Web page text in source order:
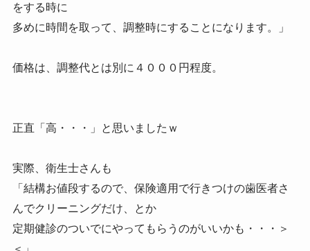
をする時に
多めに時間を取って、調整時にすることになります。」
価格は、調整代とは別に４０００円程度。
正直「高・・・」と思いましたｗ
実際、衛生士さんも
「結構お値段するので、保険適用で行きつけの歯医者さ
んでクリーニングだけ、とか
定期健診のついでにやってもらうのがいいかも・・・＞
＜」